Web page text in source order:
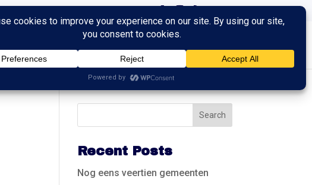
Recent Posts
Nog eens veertien gemeenten